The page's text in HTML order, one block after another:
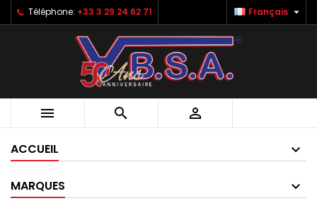
Téléphone: +33 3 29 24 62 71 Français 
  
ACCUEIL
MARQUES